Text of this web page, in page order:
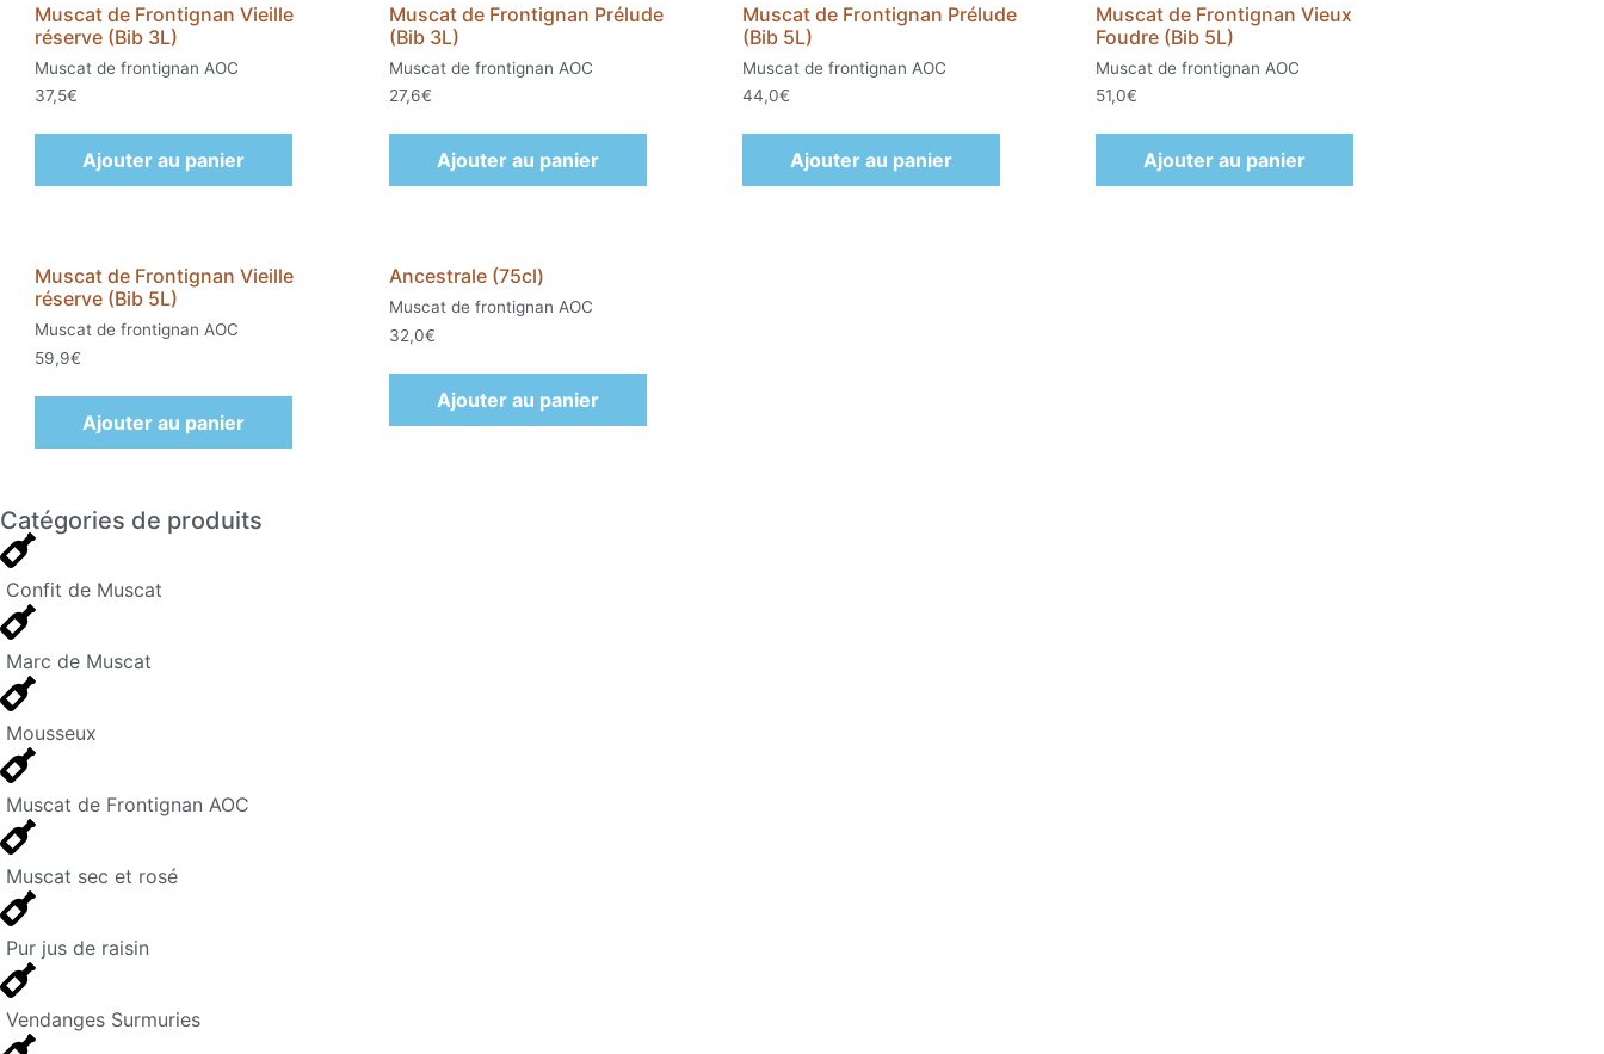
Muscat de Frontignan Vieille
réserve (Bib 3L)
Muscat de frontignan AOC
37,5€
Ajouter au panier
Muscat de Frontignan Prélude
(Bib 3L)
Muscat de frontignan AOC
27,6€
Ajouter au panier
Muscat de Frontignan Prélude
(Bib 5L)
Muscat de frontignan AOC
44,0€
Ajouter au panier
Muscat de Frontignan Vieux
Foudre (Bib 5L)
Muscat de frontignan AOC
51,0€
Ajouter au panier
Muscat de Frontignan Vieille
réserve (Bib 5L)
Muscat de frontignan AOC
59,9€
Ajouter au panier
Ancestrale (75cl)
Muscat de frontignan AOC
32,0€
Ajouter au panier
Catégories de produits
Confit de Muscat
Marc de Muscat
Mousseux
Muscat de Frontignan AOC
Muscat sec et rosé
Pur jus de raisin
Vendanges Surmuries